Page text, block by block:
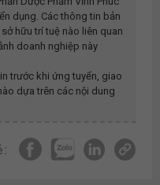
dụng. Các thông tin bản
hữu trí tuệ nào liên quan
doanh nghiệp này
trước khi ứng tuyển, giao
dựa trên các nội dung